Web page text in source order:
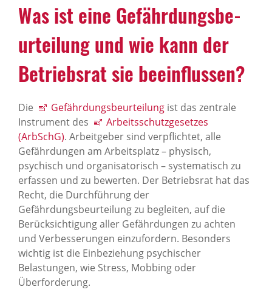
Was ist eine Gefähr­dungs­be­
ur­tei­lung und wie kann der
Betriebsrat sie beein­flussen?
Die Gefährdungsbeurteilung ist das zentrale
Instrument des
Arbeitsschutzgesetzes
(ArbSchG). Arbeitgeber sind verpflichtet, alle
Gefährdungen am Arbeitsplatz – physisch,
psychisch und organisatorisch – systematisch zu
erfassen und zu bewerten. Der Betriebsrat hat das
Recht, die Durchführung der
Gefährdungsbeurteilung zu begleiten, auf die
Berücksichtigung aller Gefährdungen zu achten
und Verbesserungen einzufordern. Besonders
wichtig ist die Einbeziehung psychischer
Belastungen, wie Stress, Mobbing oder
Überforderung.